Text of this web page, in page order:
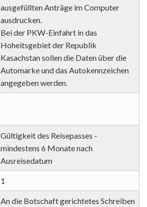
ausgefüllten Anträge im Computer
ausdrucken.
Bei der PKW-Einfahrt in das
Hoheitsgebiet der Republik
Kasachstan sollen die Daten über die
Automarke und das Autokennzeichen
angegeben werden.
Gültigkeit des Reisepasses -
mindestens 6 Monate nach
Ausreisedatum
1
An die Botschaft gerichtetes Schreiben